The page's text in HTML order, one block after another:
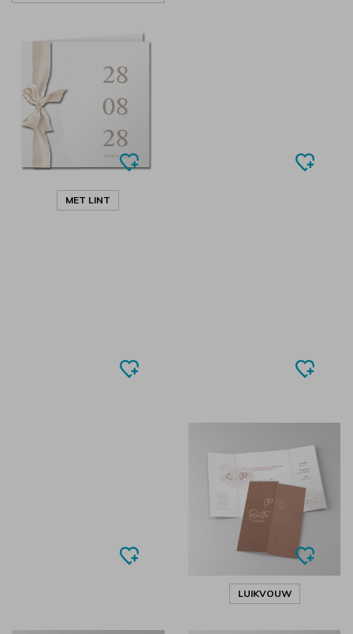
MET LINT
LUIKVOUW